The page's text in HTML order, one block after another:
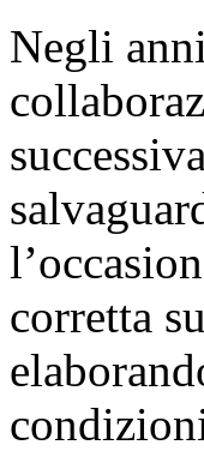
Negli
corretta